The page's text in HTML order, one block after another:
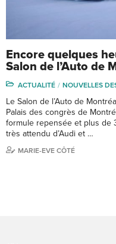
Encore quelques
Salon de l’Auto de
ACTUALITÉ NOUVELLES
Le Salon de l’Auto de
Palais des congrès de
formule repensée et plus de
très attendu d’Audi et …
MARIE-EVE CÔTÉ